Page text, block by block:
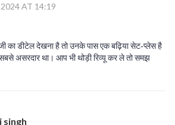
2024 AT 14:19
का डीटेल देखना है तो उनके पास एक बढ़िया सेट‑प्लेस है
असरदार था। आप भी थोड़ी रिव्यू कर ले तो समझ
singh